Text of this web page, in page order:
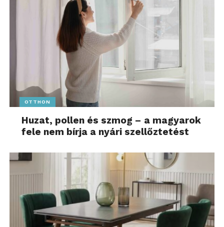
OTTHON
Huzat, pollen és szmog – a magyarok
fele nem bírja a nyári szellőztetést